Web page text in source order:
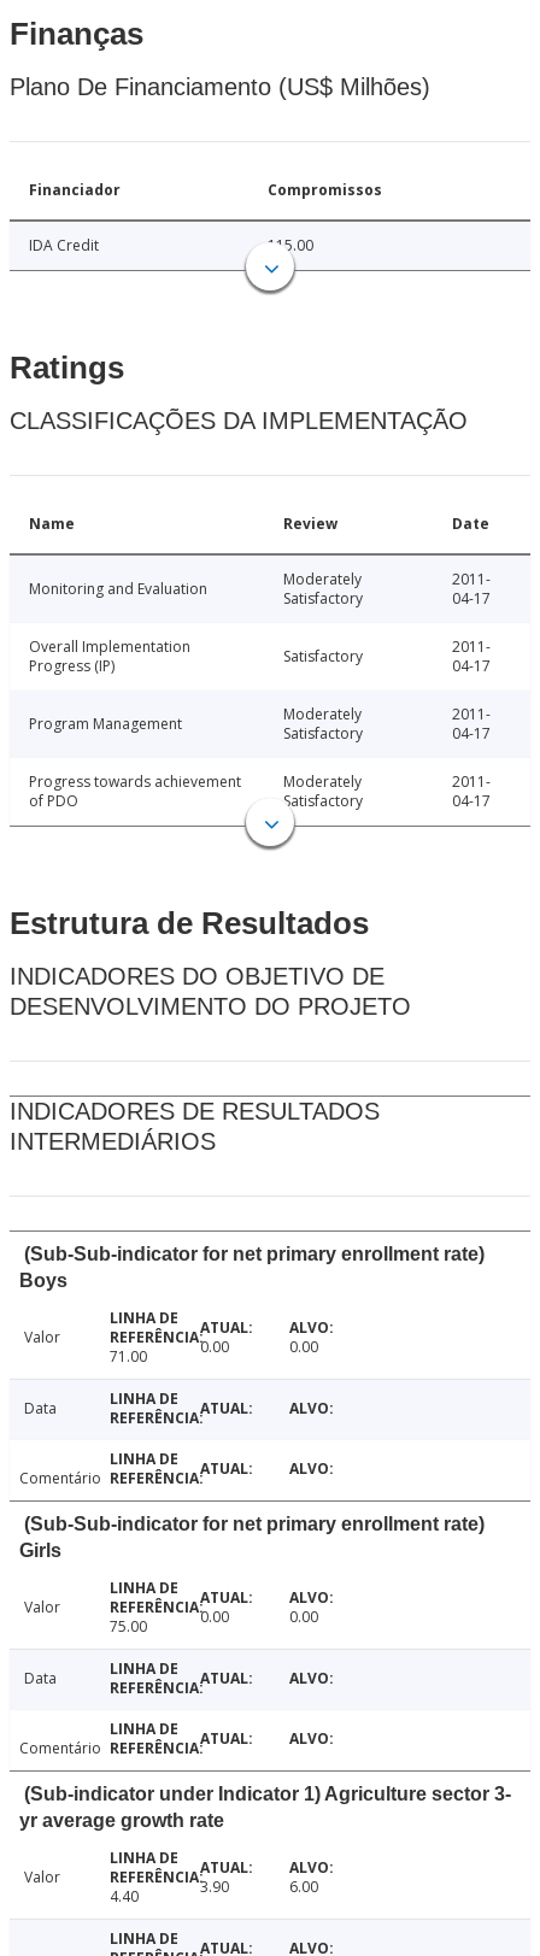
Finanças
Plano De Financiamento (US$ Milhões)
Financiador Compromissos
IDA Credit 115.00
Ratings
CLASSIFICAÇÕES DA IMPLEMENTAÇÃO
Name Review Date
Monitoring and Evaluation
Moderately
Satisfactory
2011-
04-17
Overall Implementation
Progress (IP)
Satisfactory
2011-
04-17
Program Management
Moderately
Satisfactory
2011-
04-17
Progress towards achievement
of PDO
Moderately
Satisfactory
2011-
04-17
Estrutura de Resultados
INDICADORES DO OBJETIVO DE
DESENVOLVIMENTO DO PROJETO
INDICADORES DE RESULTADOS
INTERMEDIÁRIOS
(Sub-Sub-indicator for net primary enrollment rate)
Boys
Valor
71.00
0.00 0.00
Data
Comentário
(Sub-Sub-indicator for net primary enrollment rate)
Girls
Valor
75.00
0.00 0.00
Data
Comentário
(Sub-indicator under Indicator 1) Agriculture sector 3-
yr average growth rate
Valor
4.40
3.90 6.00